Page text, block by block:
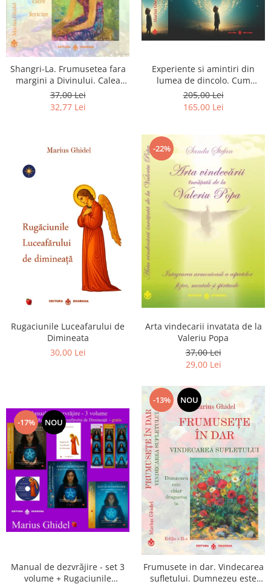
Shangri-La. Frumusetea fara
margini a Divinului. Calea
catre fericire
37,00 Lei
32,77 Lei
Experiente si amintiri din
lumea de dincolo. Cum
obtinem puteri
extrasenzoriale - cu exercitii
205,00 Lei
165,00 Lei
Rugaciunile Luceafarului de
Dimineata
30,00 Lei
-22%
Arta vindecarii invatata de la
Valeriu Popa
37,00 Lei
29,00 Lei
-17% NOU
Manual de dezvrăjire - set 3
volume + Rugaciunile
-13% NOU
Frumusete in dar. Vindecarea
sufletului. Dumnezeu este